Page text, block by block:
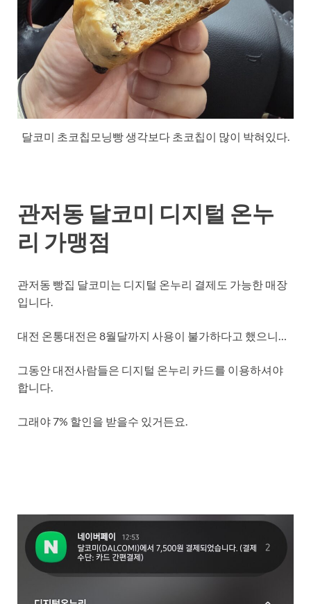
달코미 초코칩모닝빵 생각보다 초코칩이 많이 박혀있다.
관저동 달코미 디지털 온누
리 가맹점
관저동 빵집 달코미는 디지털 온누리 결제도 가능한 매장
입니다.
대전 온통대전은 8월달까지 사용이 불가하다고 했으니…
그동안 대전사람들은 디지털 온누리 카드를 이용하셔야
합니다.
그래야 7% 할인을 받을수 있거든요.